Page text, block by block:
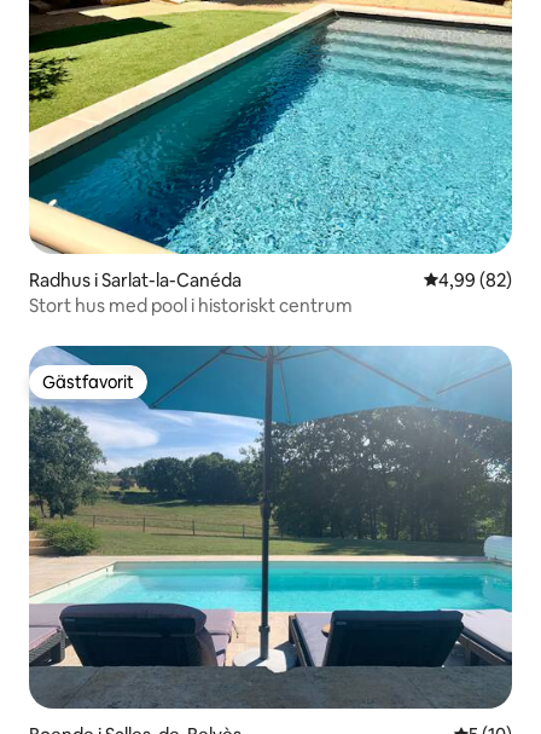
Radhus i Sarlat-la-Canéda 4,99 av 5 i
4,99 (82)
Stort hus med pool i historiskt centrum
Gästfavorit
Gästfavorit